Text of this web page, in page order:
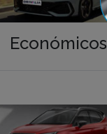
Económicos